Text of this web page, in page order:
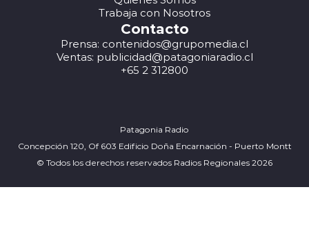
Trabaja con Nosotros
Contacto
Prensa: contenidos@grupomedia.cl
Ventas: publicidad@patagoniaradio.cl
+65 2 312800
Patagonia Radio
Concepción 120, Of 603 Edificio Doña Encarnación - Puerto Montt
© Todos los derechos reservados Radios Regionales 2026